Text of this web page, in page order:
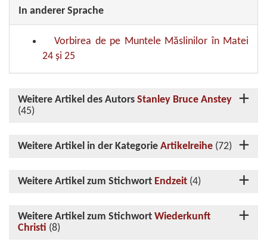
In anderer Sprache
Vorbirea de pe Muntele Măslinilor în Matei
24 și 25
Weitere Artikel des Autors Stanley Bruce Anstey
(45)
Weitere Artikel in der Kategorie Artikelreihe (72)
Weitere Artikel zum Stichwort Endzeit (4)
Weitere Artikel zum Stichwort Wiederkunft
Christi (8)